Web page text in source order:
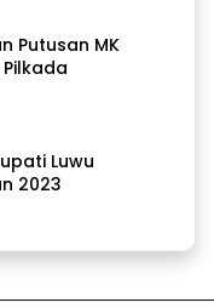
Putusan MK
Luwu
2023